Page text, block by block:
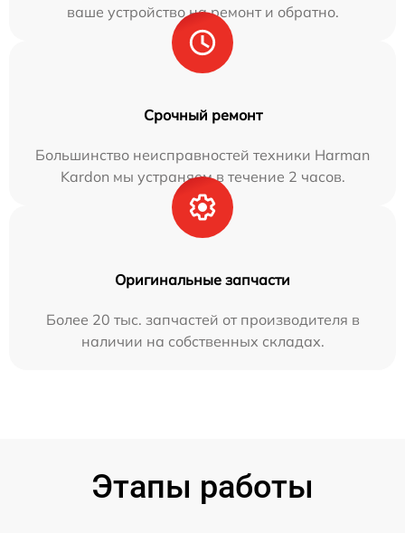
ваше устройство на ремонт и обратно.
Срочный ремонт
Большинство неисправностей техники Harman
Kardon мы устраняем в течение 2 часов.
Оригинальные запчасти
Более 20 тыс. запчастей от производителя в
наличии на собственных складах.
Этапы работы